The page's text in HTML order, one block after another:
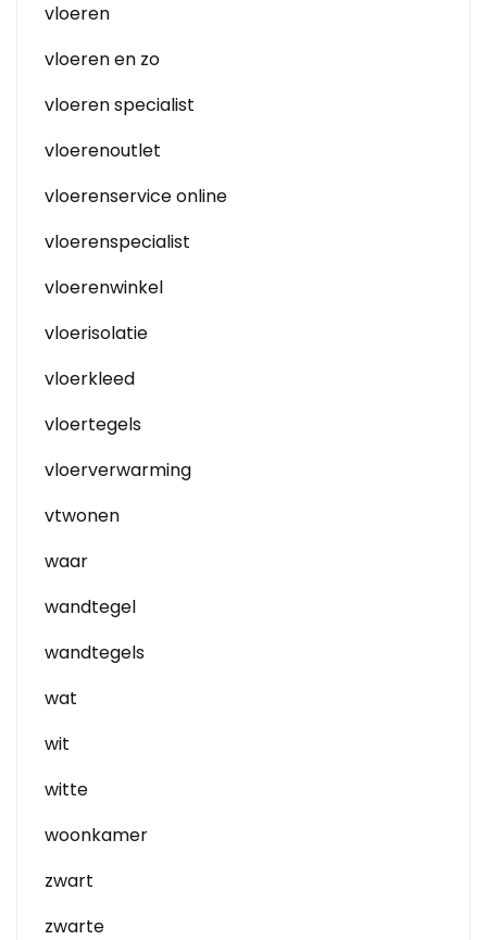
vloeren
vloeren en zo
vloeren specialist
vloerenoutlet
vloerenservice online
vloerenspecialist
vloerenwinkel
vloerisolatie
vloerkleed
vloertegels
vloerverwarming
vtwonen
waar
wandtegel
wandtegels
wat
wit
witte
woonkamer
zwart
zwarte